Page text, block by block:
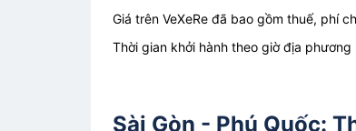
Giá trên VeXeRe đã bao gồm thuế, phí
Thời gian khởi hành theo giờ địa phương
Sài Gòn - Phú Quốc: